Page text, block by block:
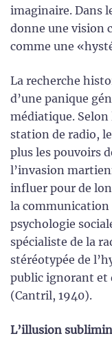
imaginaire. Dans
donne une vision
comme une
La recherche
d’une panique
médiatique. Selon
station de radio,
plus les pouvoirs
l’invasion
influer pour de
la communication
psychologie
spécialiste de la
stéréotypée de
public ignorant et
(Cantril, 1940).
L’illusion